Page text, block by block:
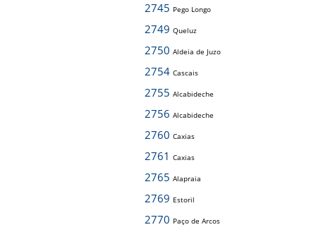
2745 Pego Longo
2749 Queluz
2750 Aldeia de Juzo
2754 Cascais
2755 Alcabideche
2756 Alcabideche
2760 Caxias
2761 Caxias
2765 Alapraia
2769 Estoril
2770 Paço de Arcos